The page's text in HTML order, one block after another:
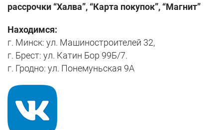
рассрочки “Халва”, “Карта покупок”, “Магнит”
Находимся:
г. Минск: ул. Машиностроителей 32,
г. Брест: ул. Катин Бор 99Б/7.
г. Гродно: ул. Понемуньская 9А